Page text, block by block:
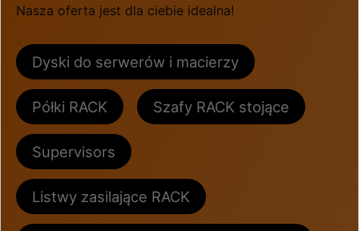
Nasza oferta jest dla ciebie idealna!
Dyski do serwerów i macierzy
Półki RACK Szafy RACK stojące
Supervisors
Listwy zasilające RACK